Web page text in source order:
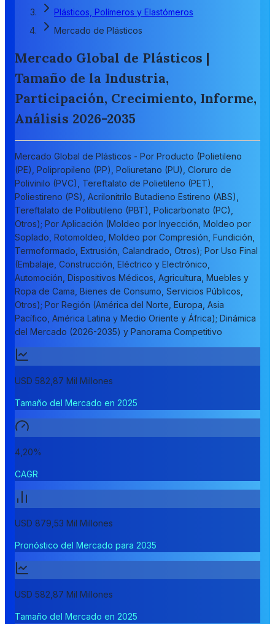
Plásticos, Polímeros y Elastómeros
Mercado de Plásticos
Mercado Global de Plásticos |
Tamaño de la Industria,
Participación, Crecimiento, Informe,
Análisis 2026-2035
Mercado Global de Plásticos - Por Producto (Polietileno
(PE), Polipropileno (PP), Poliuretano (PU), Cloruro de
Polivinilo (PVC), Tereftalato de Polietileno (PET),
Poliestireno (PS), Acrilonitrilo Butadieno Estireno (ABS),
Tereftalato de Polibutileno (PBT), Policarbonato (PC),
Otros); Por Aplicación (Moldeo por Inyección, Moldeo por
Soplado, Rotomoldeo, Moldeo por Compresión, Fundición,
Termoformado, Extrusión, Calandrado, Otros); Por Uso Final
(Embalaje, Construcción, Eléctrico y Electrónico,
Automoción, Dispositivos Médicos, Agricultura, Muebles y
Ropa de Cama, Bienes de Consumo, Servicios Públicos,
Otros); Por Región (América del Norte, Europa, Asia
Pacífico, América Latina y Medio Oriente y África); Dinámica
del Mercado (2026-2035) y Panorama Competitivo
USD 582,87 Mil Millones
Tamaño del Mercado en 2025
4,20%
CAGR
USD 879,53 Mil Millones
Pronóstico del Mercado para 2035
USD 582,87 Mil Millones
Tamaño del Mercado en 2025